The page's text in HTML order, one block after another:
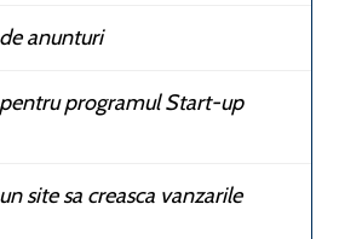
anunturi
programul Start-up
site sa creasca vanzarile